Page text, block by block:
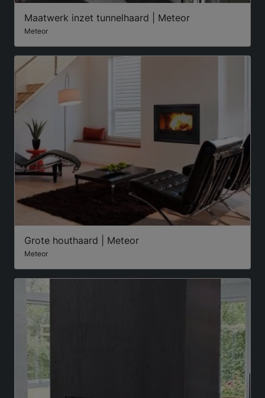
Maatwerk inzet tunnelhaard | Meteor
Meteor
Grote houthaard | Meteor
Meteor